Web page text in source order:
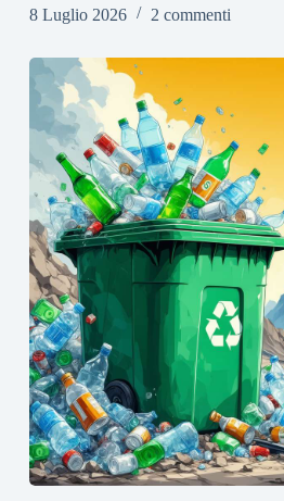
8 Luglio 2026
2 commenti